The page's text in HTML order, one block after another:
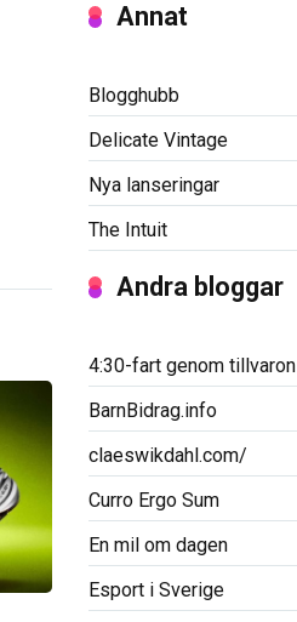
Annat
Blogghubb
Delicate Vintage
Nya lanseringar
The Intuit
Andra bloggar
4:30-fart genom tillvaron
BarnBidrag.info
claeswikdahl.com/
Curro Ergo Sum
En mil om dagen
Esport i Sverige